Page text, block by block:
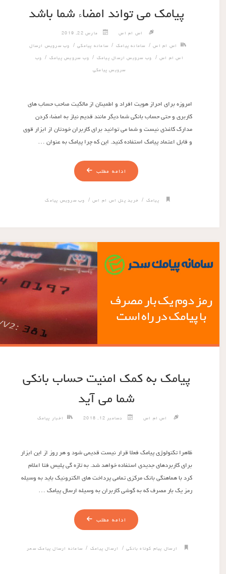
پیامک می تواند امضاء شما باشد
اس ام اس مارس 22, 2019
اس ام اس/ سامانه پیامک/ سامانه پیامکی/ وب سرویس ارسال
اس ام اس/ وب سرویس ارسال پیامک/ وب سرویس پیامک/ وب
سرویس پیامکی
امروزه برای احراز هویت افراد و اطمینان از مالکیت صاحب حساب های
کاربری و حتی حساب بانکی شما دیگر مانند قدیم نیاز به امضاء کردن
مدارک کاغذی نیست و شما می توانید برای کاربران خودتان از ابزار قوی
و قابل اعتماد پیامک استفاده کنید. این که چرا پیامک به عنوان …
ادامه مطلب
پیامک/ خرید پنل اس ام اس / وب سرویس پیامک
پیامک به کمک امنیت حساب بانکی
شما می آید
اس ام اس دسامبر 12, 2018 اخبار پیامک
ظاهرا تکنولوژی پیامک فعلا قرار نیست قدیمی شود و هر روز از این ابزار
برای کاربردهای جدیدی استفاده خواهد شد. به تازه گی پلیس فتا اعلام
کرد با هماهنگی بانک مرکزی تمامی پرداخت های الکترونیک باید به وسیله
رمز یک بار مصرف که به گوشی کاربران به وسیله ارسال پیامک …
ادامه مطلب
ارسال پیام کوتاه بانکی/ ارسال پیامک/ سامانه ارسال پیامک سحر